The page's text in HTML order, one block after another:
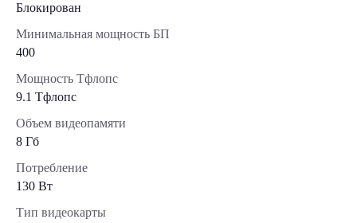
Блокирован
Минимальная мощность БП
400
Мощность Тфлопс
9.1 Тфлопс
Объем видеопамяти
8 Гб
Потребление
130 Вт
Тип видеокарты